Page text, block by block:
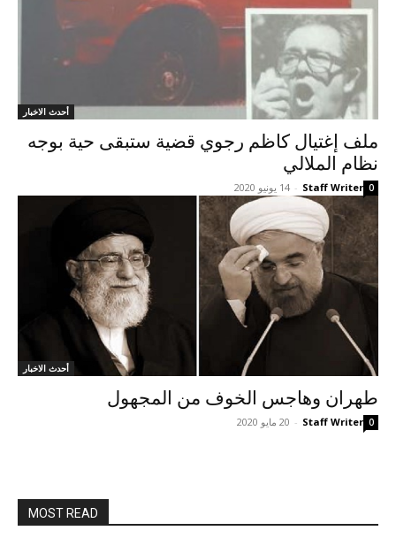
أحدث الاخبار
ملف إغتيال کاظم رجوي قضية ستبقى حية بوجه
نظام الملالي
Staff Writer
- 14 يونيو 2020 0
أحدث الاخبار
طهران وهاجس الخوف من المجهول
Staff Writer
- 20 مايو 2020 0
MOST READ